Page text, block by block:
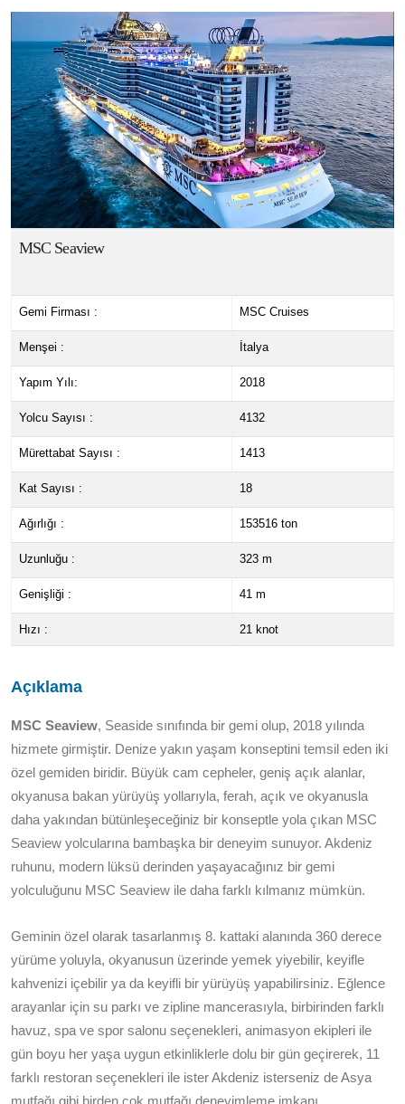
MSC Seaview
Gemi Firması : MSC Cruises
Menşei : İtalya
Yapım Yılı: 2018
Yolcu Sayısı : 4132
Mürettabat Sayısı : 1413
Kat Sayısı : 18
Ağırlığı : 153516 ton
Uzunluğu : 323 m
Genişliği : 41 m
Hızı : 21 knot
Açıklama
MSC Seaview, Seaside sınıfında bir gemi olup, 2018 yılında
hizmete girmiştir. Denize yakın yaşam konseptini temsil eden iki
özel gemiden biridir. Büyük cam cepheler, geniş açık alanlar,
okyanusa bakan yürüyüş yollarıyla, ferah, açık ve okyanusla
daha yakından bütünleşeceğiniz bir konseptle yola çıkan MSC
Seaview yolcularına bambaşka bir deneyim sunuyor. Akdeniz
ruhunu, modern lüksü derinden yaşayacağınız bir gemi
yolculuğunu MSC Seaview ile daha farklı kılmanız mümkün.
Geminin özel olarak tasarlanmış 8. kattaki alanında 360 derece
yürüme yoluyla, okyanusun üzerinde yemek yiyebilir, keyifle
kahvenizi içebilir ya da keyifli bir yürüyüş yapabilirsiniz. Eğlence
arayanlar için su parkı ve zipline mancerasıyla, birbirinden farklı
havuz, spa ve spor salonu seçenekleri, animasyon ekipleri ile
gün boyu her yaşa uygun etkinliklerle dolu bir gün geçirerek, 11
farklı restoran seçenekleri ile ister Akdeniz isterseniz de Asya
mutfağı gibi birden çok mutfağı deneyimleme imkanı